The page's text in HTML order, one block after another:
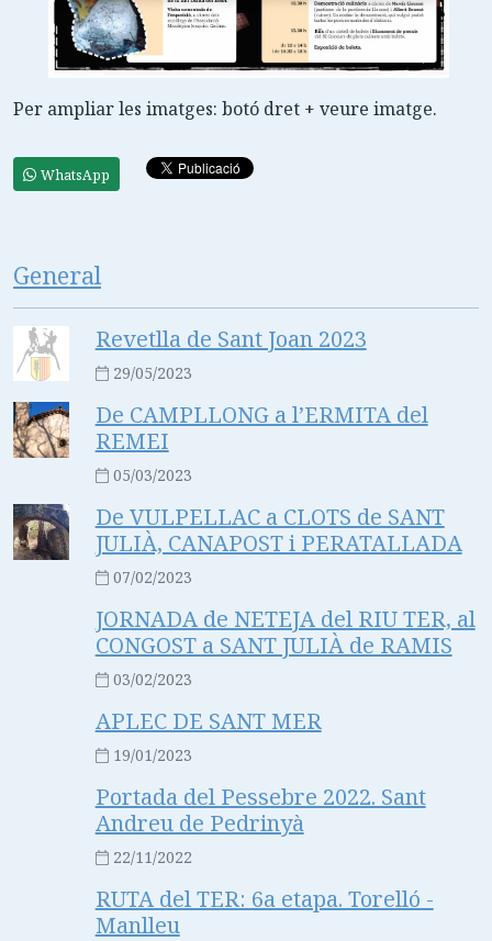
Per ampliar les imatges: botó dret + veure imatge.
WhatsApp
General
Revetlla de Sant Joan 2023
29/05/2023
De CAMPLLONG a l’ERMITA del
REMEI
05/03/2023
De VULPELLAC a CLOTS de SANT
JULIÀ, CANAPOST i PERATALLADA
07/02/2023
JORNADA de NETEJA del RIU TER, al
CONGOST a SANT JULIÀ de RAMIS
03/02/2023
APLEC DE SANT MER
19/01/2023
Portada del Pessebre 2022. Sant
Andreu de Pedrinyà
22/11/2022
RUTA del TER: 6a etapa. Torelló -
Manlleu